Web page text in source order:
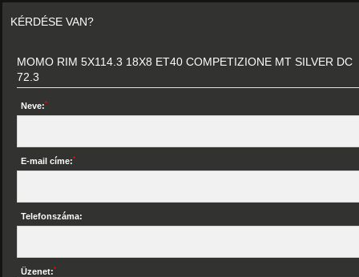
KÉRDÉSE VAN?
MOMO RIM 5X114.3 18X8 ET40 COMPETIZIONE MT SILVER DC
72.3
Neve:*
E-mail címe:*
Telefonszáma:
Üzenet:*